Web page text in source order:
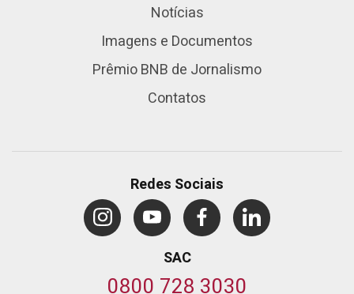
Notícias
Imagens e Documentos
Prêmio BNB de Jornalismo
Contatos
Redes Sociais
SAC
0800 728 3030